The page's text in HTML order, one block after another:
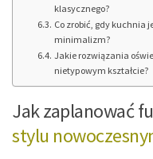
klasycznego?
Co zrobić, gdy kuchnia
minimalizm?
Jakie rozwiązania
nietypowym kształcie?
Jak zaplanować
stylu